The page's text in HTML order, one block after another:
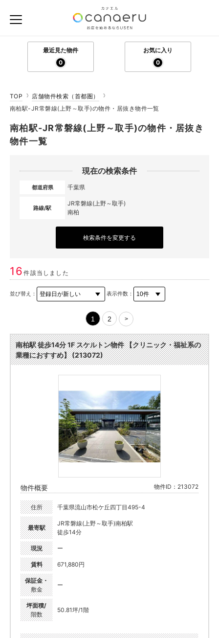
最近見た物件
0
お気に入り
0
TOP
店舗物件検索（首都圏）
南柏駅-JR常磐線(上野～取手)の物件・居抜き物件一覧
南柏駅-JR常磐線(上野～取手)の物件・居抜き
物件一覧
現在の検索条件
都道府県 千葉県
路線/駅
JR常磐線(上野～取手)
南柏
検索条件を変更する
16件該当しました
並び替え： 表示件数：
1 2 >
南柏駅 徒歩14分 1F スケルトン物件 【クリニック・福祉系の
業種におすすめ】 (213072)
物件概要 物件ID：213072
住所 千葉県流山市松ケ丘四丁目495-4
最寄駅
JR常磐線(上野～取手)南柏駅
徒歩14分
現況 ー
賃料 671,880円
保証金・
敷金
ー
坪面積/
階数
50.81坪/1階